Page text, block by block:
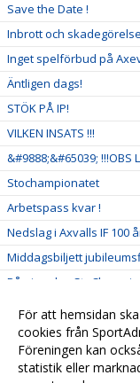
Save the Date !
Inbrott och
Inget spelförbud på
Äntligen dags!
STÖK PÅ IP!
VILKEN INSATS !!!
&#9888;&#65039; !!!OBS
Stochampionatet
Arbetspass kvar !
Nedslag i Axvalls IF 100
Middagsbiljett
Påminnelse
Jubileumsfirande
Exklusivt Padel
För att hemsidan
cookies från
Föreningen kan
statistik eller